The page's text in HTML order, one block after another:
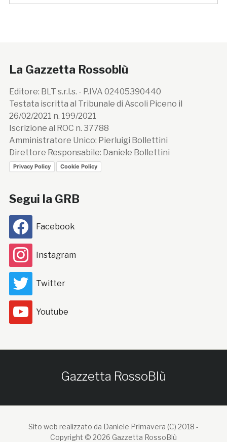
La Gazzetta Rossoblù
Editore: BLT s.r.l.s. - P.IVA 02405390440
Testata iscritta al Tribunale di Ascoli Piceno il
26/02/2021 n. 199/2021
Iscrizione al ROC n. 37788
Amministratore Unico: Pierluigi Bollettini
Direttore Responsabile: Daniele Bollettini
Privacy Policy Cookie Policy
Segui la GRB
Facebook
Instagram
Twitter
Youtube
Gazzetta RossoBlù
Sito web realizzato da Daniele Primavera (C) 2018 -
Copyright © 2026 Gazzetta RossoBlù